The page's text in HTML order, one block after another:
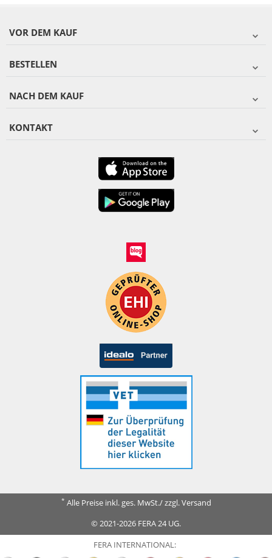
VOR DEM KAUF
BESTELLEN
NACH DEM KAUF
KONTAKT
* Alle Preise inkl. ges. MwSt./ zzgl. Versand
© 2021-2026 FERA 24 UG.
FERA INTERNATIONAL: